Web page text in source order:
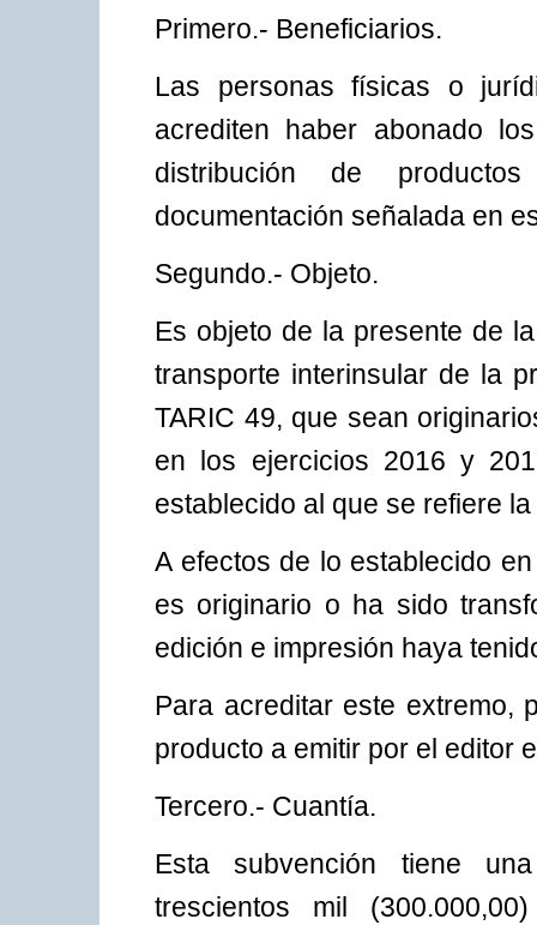
Primero.- Beneficiarios.
Las personas físicas o
acrediten haber abonado
distribución de
documentación señalada en
Segundo.- Objeto.
Es objeto de la presente de
transporte interinsular de la
TARIC 49, que sean
en los ejercicios 2016 y
establecido al que se refiere
A efectos de lo establecido
es originario o ha sido
edición e impresión haya
Para acreditar este extremo,
producto a emitir por el editor
Tercero.- Cuantía.
Esta subvención tiene
trescientos mil